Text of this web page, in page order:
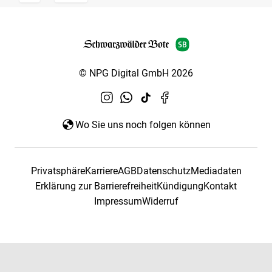
© NPG Digital GmbH 2026
Wo Sie uns noch folgen können
PrivatsphäreKarriereAGBDatenschutzMediadaten
Erklärung zur BarrierefreiheitKündigungKontakt
ImpressumWiderruf